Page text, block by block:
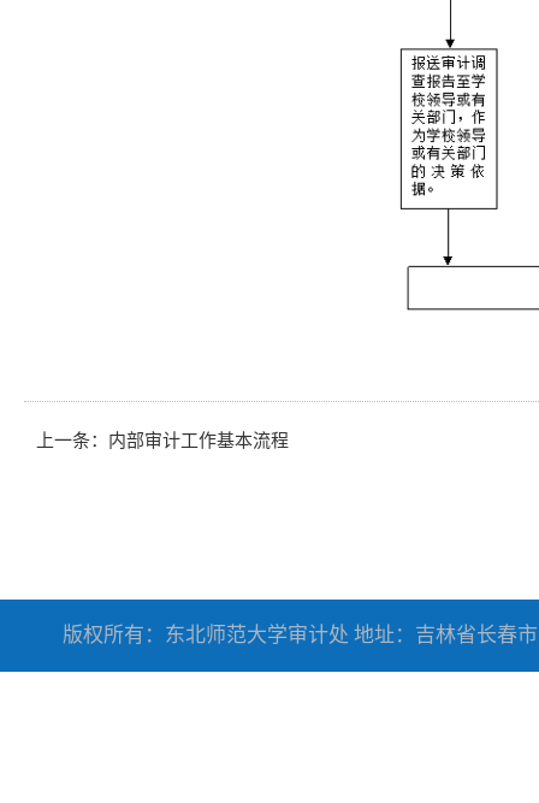
上一条： 内部审计工作基本流程
版权所有：东北师范大学审计处 地址：吉林省长春